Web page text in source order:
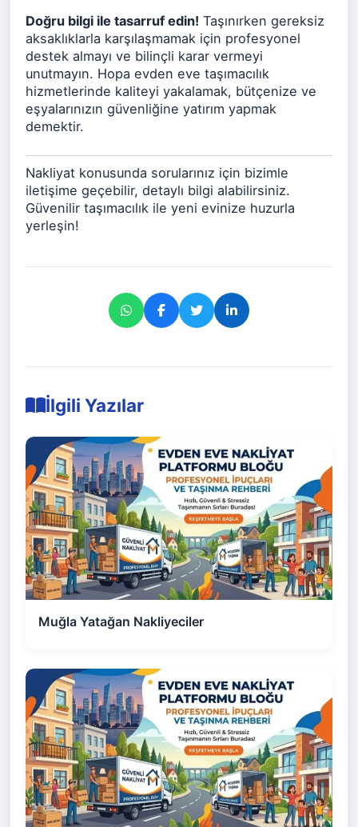
Doğru bilgi ile tasarruf edin! Taşınırken gereksiz
aksaklıklarla karşılaşmamak için profesyonel
destek almayı ve bilinçli karar vermeyi
unutmayın. Hopa evden eve taşımacılık
hizmetlerinde kaliteyi yakalamak, bütçenize ve
eşyalarınızın güvenliğine yatırım yapmak
demektir.
Nakliyat konusunda sorularınız için bizimle
iletişime geçebilir, detaylı bilgi alabilirsiniz.
Güvenilir taşımacılık ile yeni evinize huzurla
yerleşin!
İlgili Yazılar
Muğla Yatağan Nakliyeciler